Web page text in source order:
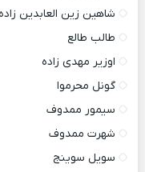
شاهین زین العابدین
طالب طالع
اوزیر مهدی زاده
گونل محرموا
سیمور ممدوف
شهرت ممدوف
سویل سوینج